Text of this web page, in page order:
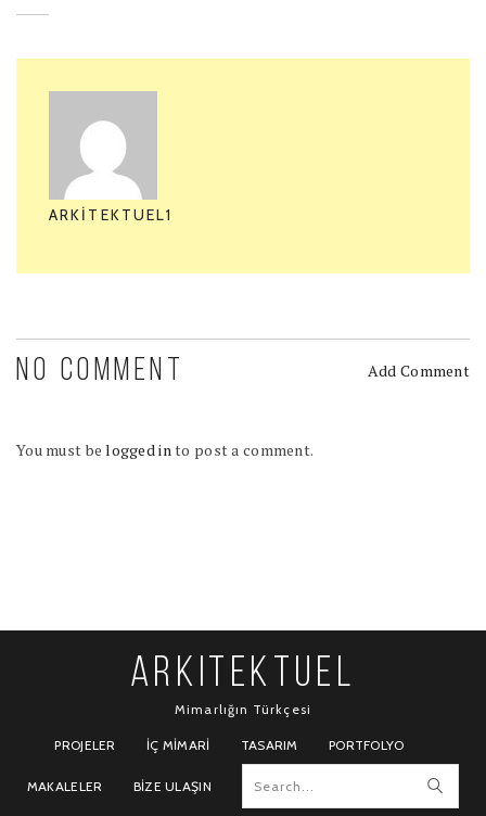
ARKITEKTUEL1
NO COMMENT Add Comment
You must belogged in to post a comment.
ARKITEKTUEL
Mimarlığın Türkçesi
PROJELER İÇ MIMARI TASARIM PORTFOLYO
MAKALELER BIZE ULAŞIN